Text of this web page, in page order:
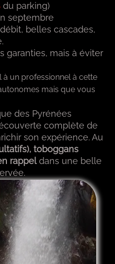
du parking)
septembre
belles cascades,
garanties, mais à éviter
à un professionnel à cette
mais que vous
des Pyrénées
complète de
son expérience. Au
toboggans
rappeldans une belle